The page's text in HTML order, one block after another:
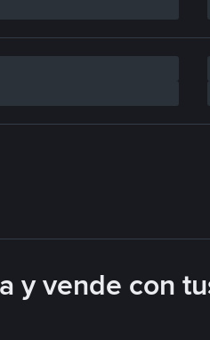
y vende con